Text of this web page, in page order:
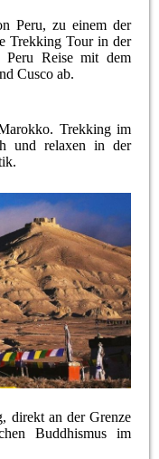
Peru, zu einem der
Trekking Tour in der
Peru Reise mit dem
Cusco ab.
Trekking im
und relaxen in der
direkt an der Grenze
Buddhismus im